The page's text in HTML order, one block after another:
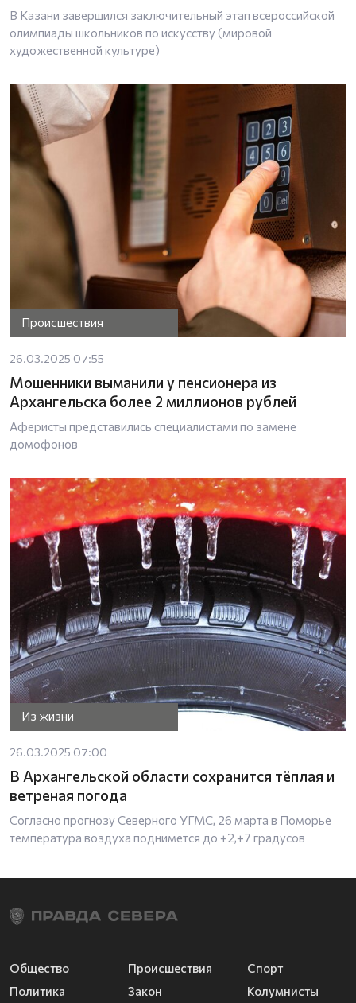
В Казани завершился заключительный этап всероссийской
олимпиады школьников по искусству (мировой
художественной культуре)
Происшествия
26.03.2025 07:55
Мошенники выманили у пенсионера из
Архангельска более 2 миллионов рублей
Аферисты представились специалистами по замене
домофонов
Из жизни
26.03.2025 07:00
В Архангельской области сохранится тёплая и
ветреная погода
Согласно прогнозу Северного УГМС, 26 марта в Поморье
температура воздуха поднимется до +2,+7 градусов
Общество
Политика
Происшествия
Закон
Спорт
Колумнисты